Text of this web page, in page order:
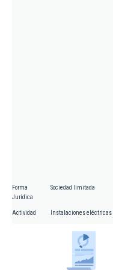
Forma
Jurídica
Sociedad limitada
Actividad Instalaciones eléctricas